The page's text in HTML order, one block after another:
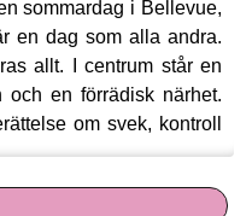
sommardag i Bellevue,
en dag som alla andra.
allt. I centrum står en
och en förrädisk närhet.
om svek, kontroll